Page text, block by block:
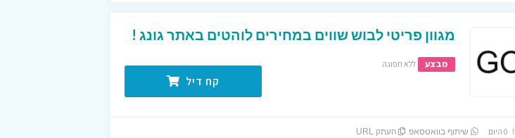
מגוון פריטי לבוש שווים במחירים לוהטים באתר גונג !
מבצע ללא תפוגה
קח דיל
שיתוף בוואטסאפ העתק URL